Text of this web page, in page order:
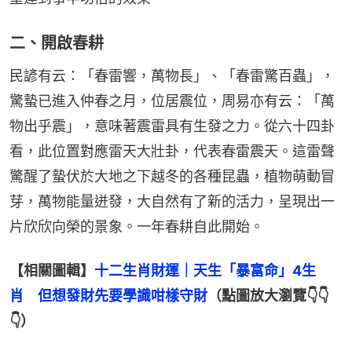
二、開啟春耕
民諺有云：「春雷響，萬物長」、「春雷驚百蟲」，
驚蟄已進入仲春之月，位居震位，周易亦有云：「萬
物出乎震」，意味著震雷具有生發之力。從六十四卦
看，此位置對應雷天大壯卦，代表春雷震天。這雷聲
驚醒了蟄伏於大地之下越冬的各種昆蟲，植物萌動冒
芽，萬物能量迸發，大自然有了新的活力，呈現出一
片欣欣向榮的景象。一年春耕自此開始。
【相關圖輯】 十二生肖財運｜天生「暴富命」4生
肖　但想發財先要學識咁樣守財 （點圖放大瀏覽👇👇
👇）